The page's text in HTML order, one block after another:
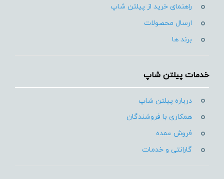
راهنمای خرید از پیلتن شاپ
ارسال محصولات
برند ها
خدمات پیلتن شاپ
درباره پیلتن شاپ
همکاری با فروشندگان
فروش عمده
گارانتی و خدمات